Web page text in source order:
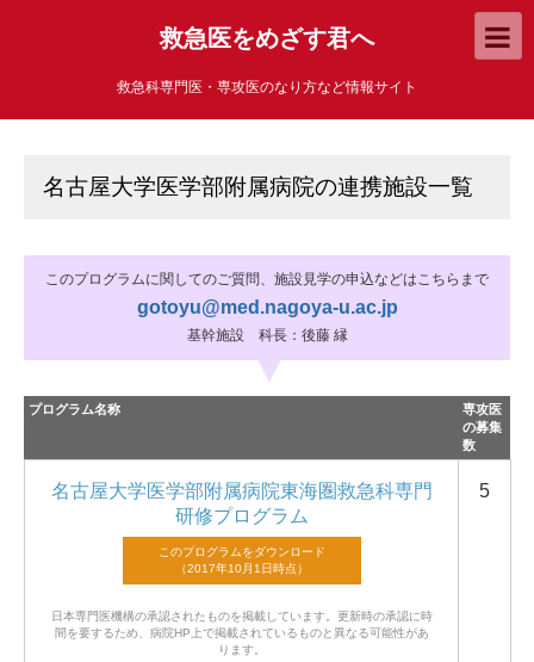
救急医をめざす君へ
救急科専門医・専攻医のなり方など情報サイト
名古屋大学医学部附属病院の連携施設一覧
このプログラムに関してのご質問、施設見学の申込などはこちらまで
gotoyu@med.nagoya-u.ac.jp
基幹施設 科長：後藤 縁
プログラム名称
専攻医
の募集
数
名古屋大学医学部附属病院東海圏救急科専門
研修プログラム
日本専門医機構の承認されたものを掲載しています。 更新時の承認に時
間を要するため、病院HP上で掲載されているものと異なる可能性があ
ります。
5